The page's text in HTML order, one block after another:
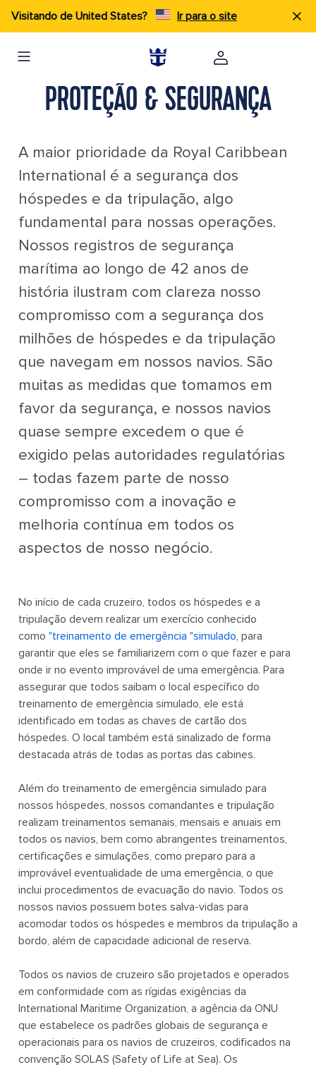
Visitando de United States? Ir para o site
PROTEÇÃO & SEGURANÇA
A maior prioridade da Royal Caribbean
International é a segurança dos
hóspedes e da tripulação, algo
fundamental para nossas operações.
Nossos registros de segurança
marítima ao longo de 42 anos de
história ilustram com clareza nosso
compromisso com a segurança dos
milhões de hóspedes e da tripulação
que navegam em nossos navios. São
muitas as medidas que tomamos em
favor da segurança, e nossos navios
quase sempre excedem o que é
exigido pelas autoridades regulatórias
– todas fazem parte de nosso
compromisso com a inovação e
melhoria contínua em todos os
aspectos de nosso negócio.
No início de cada cruzeiro, todos os hóspedes e a
tripulação devem realizar um exercício conhecido
como "treinamento de emergência "simulado, para
garantir que eles se familiarizem com o que fazer e para
onde ir no evento improvável de uma emergência. Para
assegurar que todos saibam o local específico do
treinamento de emergência simulado, ele está
identificado em todas as chaves de cartão dos
hóspedes. O local também está sinalizado de forma
destacada atrás de todas as portas das cabines.
Além do treinamento de emergência simulado para
nossos hóspedes, nossos comandantes e tripulação
realizam treinamentos semanais, mensais e anuais em
todos os navios, bem como abrangentes treinamentos,
certificações e simulações, como preparo para a
improvável eventualidade de uma emergência, o que
inclui procedimentos de evacuação do navio. Todos os
nossos navios possuem botes salva-vidas para
acomodar todos os hóspedes e membros da tripulação a
bordo, além de capacidade adicional de reserva.
Todos os navios de cruzeiro são projetados e operados
em conformidade com as rígidas exigências da
International Maritime Organization, a agência da ONU
que estabelece os padrões globais de segurança e
operacionais para os navios de cruzeiros, codificados na
convenção SOLAS (Safety of Life at Sea). Os